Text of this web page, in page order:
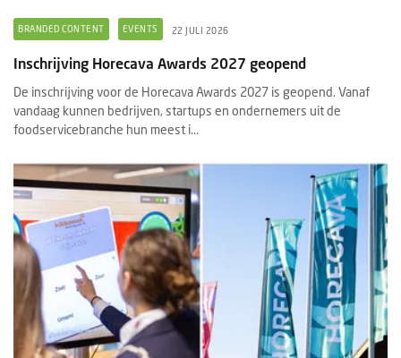
BRANDED CONTENT EVENTS 22 JULI 2026
Inschrijving Horecava Awards 2027 geopend
De inschrijving voor de Horecava Awards 2027 is geopend. Vanaf
vandaag kunnen bedrijven, startups en ondernemers uit de
foodservicebranche hun meest i...